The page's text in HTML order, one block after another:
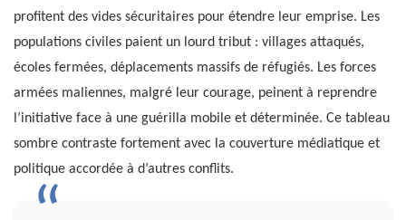
profitent des vides sécuritaires pour étendre leur emprise. Les
populations civiles paient un lourd tribut : villages attaqués,
écoles fermées, déplacements massifs de réfugiés. Les forces
armées maliennes, malgré leur courage, peinent à reprendre
l’initiative face à une guérilla mobile et déterminée. Ce tableau
sombre contraste fortement avec la couverture médiatique et
politique accordée à d’autres conflits.